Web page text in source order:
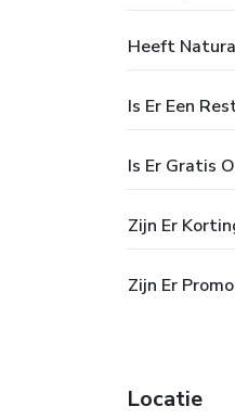
Heeft
Is Er Een
Is Er Gratis
Zijn Er
Zijn Er
Locatie